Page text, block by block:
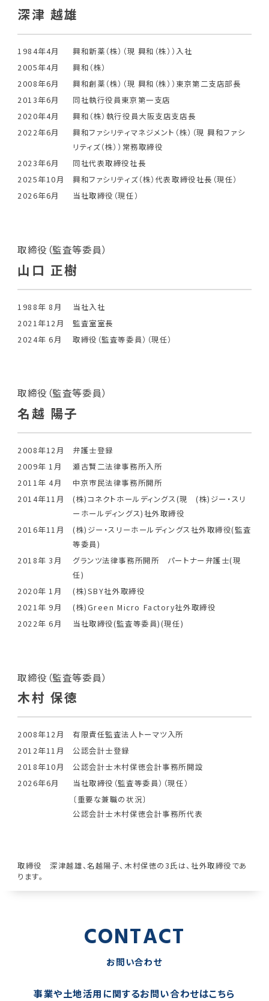
深津 越雄
1984年4月
興和新薬（株）（現 興和（株））入社
2005年4月
興和（株）
2008年6月
興和創薬（株）（現 興和（株））東京第二支店部長
2013年6月
同社執行役員東京第一支店
2020年4月
興和（株）執行役員大阪支店支店長
2022年6月
興和ファシリティマネジメント（株）（現 興和ファシ
リティズ（株））常務取締役
2023年6月
同社代表取締役社長
2025年10月
興和ファシリティズ（株）代表取締役社長（現任）
2026年6月
当社取締役（現任）
取締役（監査等委員）
山口 正樹
1988年 8月
当社入社
2021年12月
監査室室長
2024年 6月
取締役（監査等委員）（現任）
取締役（監査等委員）
名越 陽子
2008年12月
弁護士登録
2009年 1月
瀬古賢二法律事務所入所
2011年 4月
中京市民法律事務所開所
2014年11月
(株)コネクトホールディングス(現 (株)ジー・スリ
ーホールディングス)社外取締役
2016年11月
(株)ジー・スリーホールディングス社外取締役(監査
等委員)
2018年 3月
グランツ法律事務所開所 パートナー弁護士(現
任)
2020年 1月
(株)SBY社外取締役
2021年 9月
(株)Green Micro Factory社外取締役
2022年 6月
当社取締役(監査等委員)(現任)
取締役（監査等委員）
木村 保徳
2008年12月
有限責任監査法人トーマツ入所
2012年11月
公認会計士登録
2018年10月
公認会計士木村保徳会計事務所開設
2026年6月
当社取締役（監査等委員）（現任）
〔重要な兼職の状況〕
公認会計士木村保徳会計事務所代表
取締役 深津越雄、名越陽子、木村保徳の3氏は、社外取締役であ
ります。
CONTACT
お問い合わせ
事業や土地活用に関するお問い合わせはこちら